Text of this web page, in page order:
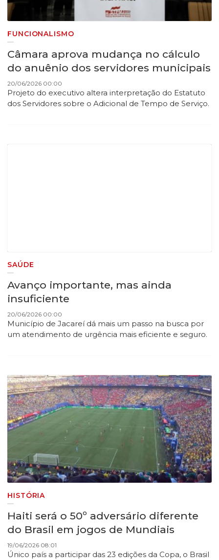
FUNCIONALISMO
Câmara aprova mudança no cálculo
do anuênio dos servidores municipais
20/06/2026 00:00
Projeto do executivo altera interpretação do Estatuto
dos Servidores sobre o Adicional de Tempo de Serviço.
SAÚDE
Avanço importante, mas ainda
insuficiente
20/06/2026 00:00
Município de Jacareí dá mais um passo na busca por
um atendimento de urgência mais eficiente e seguro.
HISTÓRIA
Haiti será o 50º adversário diferente
do Brasil em jogos de Mundiais
19/06/2026 08:01
Único país a participar das 23 edições da Copa, o Brasil